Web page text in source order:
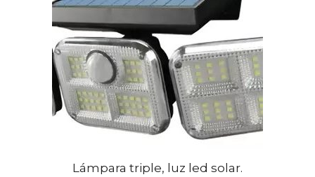
Lámpara triple, luz led solar.